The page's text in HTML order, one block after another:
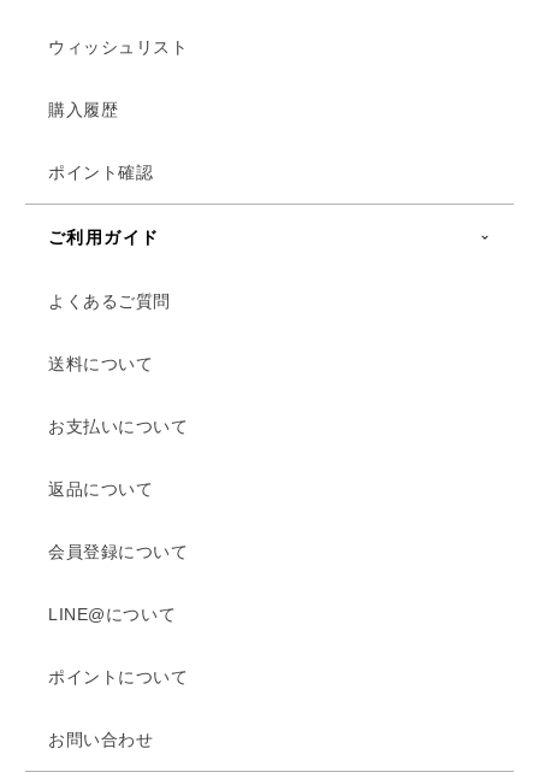
ウィッシュリスト
購入履歴
ポイント確認
ご利用ガイド
よくあるご質問
送料について
お支払いについて
返品について
会員登録について
LINE@について
ポイントについて
お問い合わせ